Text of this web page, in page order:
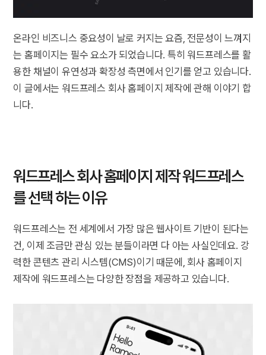
온라인 비즈니스 중요성이 날로 커지는 요즘, 전문성이 느껴지
는 홈페이지는 필수 요소가 되었습니다. 특히 워드프레스를 활
용한 채널이 유연성과 확장성 측면에서 인기를 얻고 있습니다.
이 글에서는 워드프레스 회사 홈페이지 제작에 관해 이야기 합
니다.
워드프레스 회사 홈페이지 제작 워드프레스
를 선택 하는 이유
워드프레스는 전 세계에서 가장 많은 웹사이트 기반이 된다는
건, 이제 조금만 관심 있는 분들이라면 다 아는 사실인데요. 강
력한 콘텐츠 관리 시스템(CMS)이기 때문에, 회사 홈페이지
제작에 워드프레스는 다양한 장점을 제공하고 있습니다.